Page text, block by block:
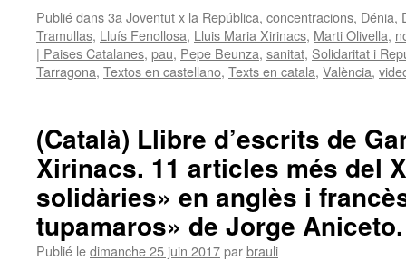
Publié dans3a Joventut x la República, concentracions, Dénia,
Tramullas, Lluís Fenollosa, Lluis Maria Xirinacs, Marti Olivella,
| Paises Catalanes, pau, Pepe Beunza, sanitat, Solidaritat i
Tarragona, Textos en castellano, Texts en catala, València,
(Català) Llibre d’escrits de
Xirinacs. 11 articles més del
solidàries» en anglès i
tupamaros» de Jorge
Publié ledimanche 25 juin 2017parbrauli